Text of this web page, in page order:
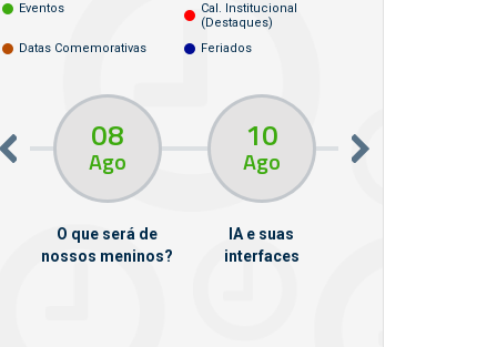
Eventos
Cal. Institucional
(destaques)
Datas Comemorativas
Feriados
08
Ago
O que será de
nossos meninos?
10
Ago
IA e suas
interfaces